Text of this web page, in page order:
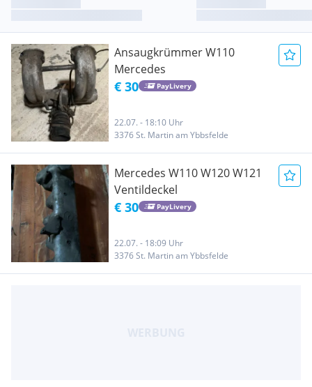
Ansaugkrümmer W110
Mercedes
€ 30 PayLivery
22.07. - 18:10 Uhr
3376 St. Martin am Ybbsfelde
Mercedes W110 W120 W121
Ventildeckel
€ 30 PayLivery
22.07. - 18:09 Uhr
3376 St. Martin am Ybbsfelde